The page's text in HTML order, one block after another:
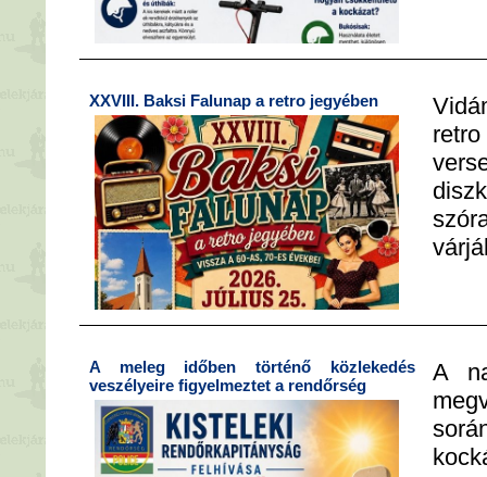
XXVIII. Baksi Falunap a retro jegyében
A meleg időben történő közlekedés
veszélyeire figyelmeztet a rendőrség
A